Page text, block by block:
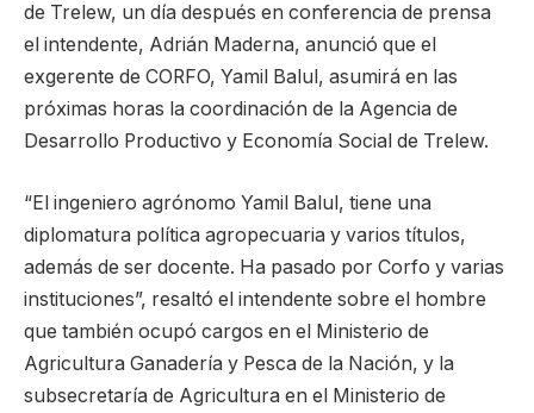
de Trelew, un día después en conferencia de prensa
el intendente, Adrián Maderna, anunció que el
exgerente de CORFO, Yamil Balul, asumirá en las
próximas horas la coordinación de la Agencia de
Desarrollo Productivo y Economía Social de Trelew.
“El ingeniero agrónomo Yamil Balul, tiene una
diplomatura política agropecuaria y varios títulos,
además de ser docente. Ha pasado por Corfo y varias
instituciones”, resaltó el intendente sobre el hombre
que también ocupó cargos en el Ministerio de
Agricultura Ganadería y Pesca de la Nación, y la
subsecretaría de Agricultura en el Ministerio de